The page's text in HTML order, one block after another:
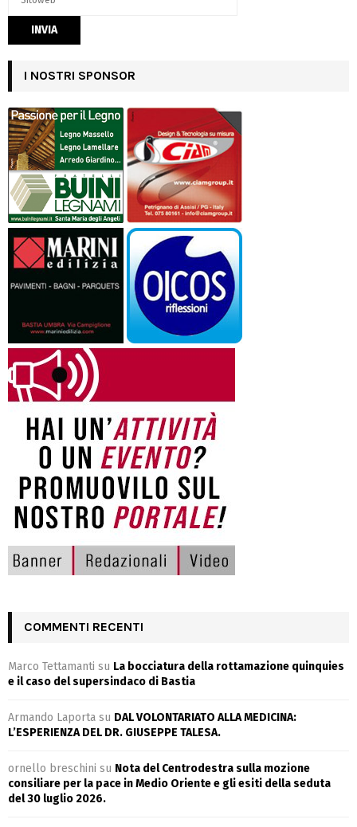
I NOSTRI SPONSOR
COMMENTI RECENTI
Marco Tettamanti su La bocciatura della rottamazione quinquies
e il caso del supersindaco di Bastia
Armando Laporta su DAL VOLONTARIATO ALLA MEDICINA:
L’ESPERIENZA DEL DR. GIUSEPPE TALESA.
ornello breschini su Nota del Centrodestra sulla mozione
consiliare per la pace in Medio Oriente e gli esiti della seduta
del 30 luglio 2026.